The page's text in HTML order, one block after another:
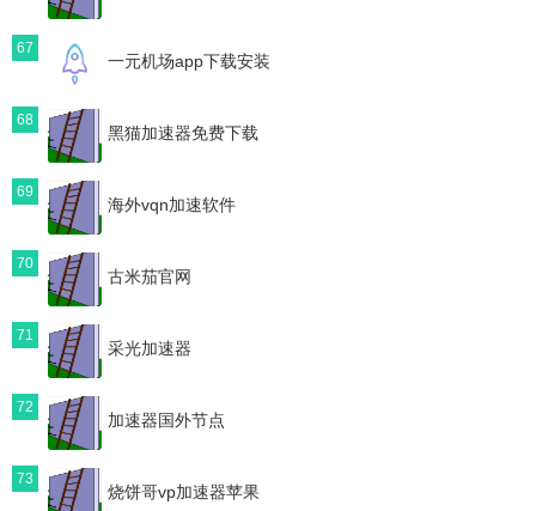
67
一元机场app下载安装
68
黑猫加速器免费下载
69
海外vqn加速软件
70
古米茄官网
71
采光加速器
72
加速器国外节点
73
烧饼哥vp加速器苹果